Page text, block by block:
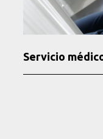
Servicio